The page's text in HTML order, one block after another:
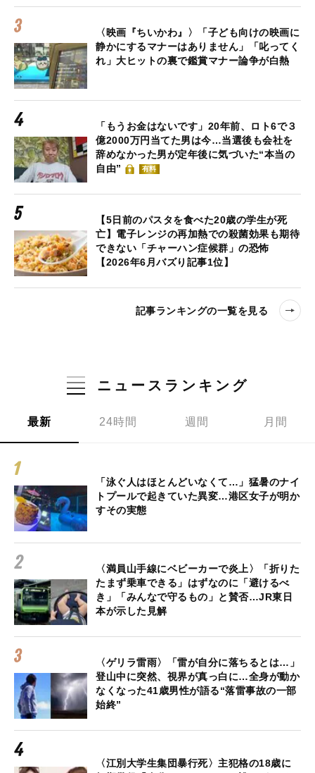
〈映画『ちいかわ』〉「子ども向けの映画に
静かにするマナーはありません」「叱ってく
れ」大ヒットの裏で鑑賞マナー論争が白熱
「もうお金はないです」20年前、ロト6で３
億2000万円当てた男は今…当選後も会社を
辞めなかった男が定年後に気づいた“本当の
自由”
有料
【5日前のパスタを食べた20歳の学生が死
亡】電子レンジの再加熱での殺菌効果も期待
できない「チャーハン症候群」の恐怖
【2026年6月バズり記事1位】
記事ランキングの一覧を見る
ニュースランキング
最新 24時間 週間 月間
「泳ぐ人はほとんどいなくて…」猛暑のナイ
トプールで起きていた異変…港区女子が明か
すその実態
〈満員山手線にベビーカーで炎上〉「折りた
たまず乗車できる」はずなのに「避けるべ
き」「みんなで守るもの」と賛否…JR東日
本が示した見解
〈ゲリラ雷雨〉「雷が自分に落ちるとは…」
登山中に突然、視界が真っ白に…全身が動か
なくなった41歳男性が語る“落雷事故の一部
始終”
〈江別大学生集団暴行死〉主犯格の18歳に